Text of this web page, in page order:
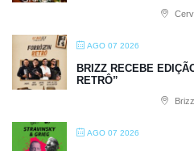
AGO 07 2026
BRIZZ RECEBE
RETRÔ”
Brizz
AGO 07 2026